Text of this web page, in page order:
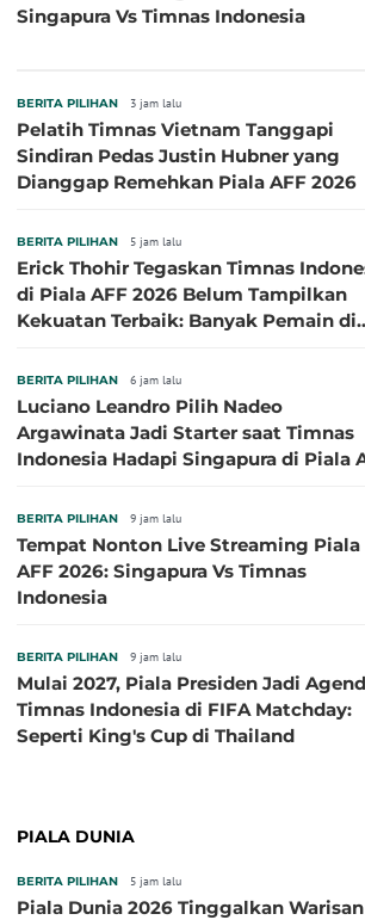
Singapura Vs Timnas Indonesia
BERITA PILIHAN 3 jam lalu
Pelatih Timnas Vietnam Tanggapi
Sindiran Pedas Justin Hubner yang
Dianggap Remehkan Piala AFF 2026
BERITA PILIHAN 5 jam lalu
Erick Thohir Tegaskan Timnas
di Piala AFF 2026 Belum Tampilkan
Kekuatan Terbaik: Banyak Pemain di
BERITA PILIHAN 6 jam lalu
Luciano Leandro Pilih Nadeo
Argawinata Jadi Starter saat Timnas
Indonesia Hadapi Singapura di Piala
BERITA PILIHAN 9 jam lalu
Tempat Nonton Live Streaming Piala
AFF 2026: Singapura Vs Timnas
Indonesia
BERITA PILIHAN 9 jam lalu
Mulai 2027, Piala Presiden Jadi
Timnas Indonesia di FIFA Matchday:
Seperti King's Cup di Thailand
PIALA DUNIA
BERITA PILIHAN 5 jam lalu
Piala Dunia 2026 Tinggalkan Warisan